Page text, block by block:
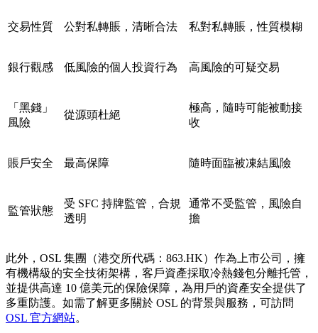
交易性質 公對私轉賬，清晰合法 私對私轉賬，性質模糊
銀行觀感 低風險的個人投資行為 高風險的可疑交易
「黑錢」
風險
從源頭杜絕
極高，隨時可能被動接
收
賬戶安全 最高保障 隨時面臨被凍結風險
監管狀態
受 SFC 持牌監管，合規
透明
通常不受監管，風險自
擔
此外，OSL 集團（港交所代碼：863.HK）作為上市公司，擁
有機構級的安全技術架構，客戶資產採取冷熱錢包分離托管，
並提供高達 10 億美元的保險保障，為用戶的資產安全提供了
多重防護。如需了解更多關於 OSL 的背景與服務，可訪問
OSL 官方網站。